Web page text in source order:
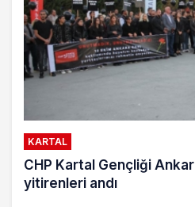
KARTAL
CHP Kartal Gençliği
yitirenleri andı